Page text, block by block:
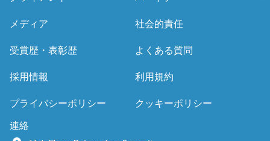
メディア 社会的責任
受賞歴・表彰歴 よくある質問
採用情報 利用規約
プライバシーポリシー クッキーポリシー
連絡